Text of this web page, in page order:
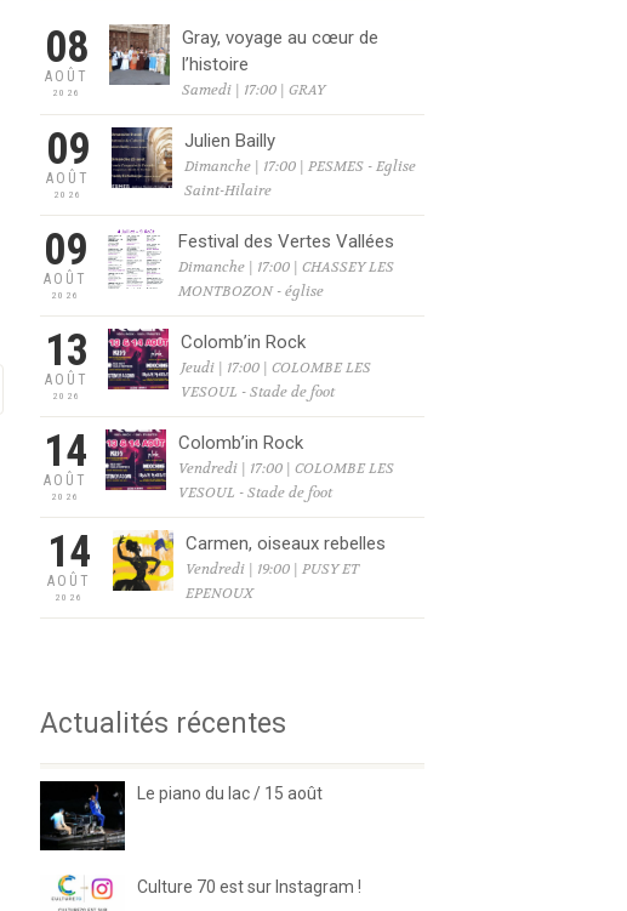
08
AOÛT
2026
Gray, voyage au cœur de
l’histoire
Samedi | 17:00 | GRAY
09
AOÛT
2026
Julien Bailly
Dimanche | 17:00 | PESMES - Eglise
Saint-Hilaire
09
AOÛT
2026
Festival des Vertes Vallées
Dimanche | 17:00 | CHASSEY LES
MONTBOZON - église
13
AOÛT
2026
Colomb’in Rock
Jeudi | 17:00 | COLOMBE LES
VESOUL - Stade de foot
14
AOÛT
2026
Colomb’in Rock
Vendredi | 17:00 | COLOMBE LES
VESOUL - Stade de foot
14
AOÛT
2026
Carmen, oiseaux rebelles
Vendredi | 19:00 | PUSY ET
EPENOUX
Actualités récentes
Le piano du lac / 15 août
Culture 70 est sur Instagram !